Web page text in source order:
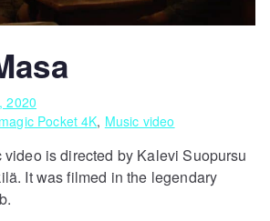
2020
Pocket 4K, Music video
is directed by Kalevi Suopursu
It was filmed in the legendary